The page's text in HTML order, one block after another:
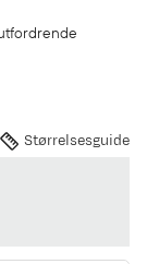
Størrelsesguide